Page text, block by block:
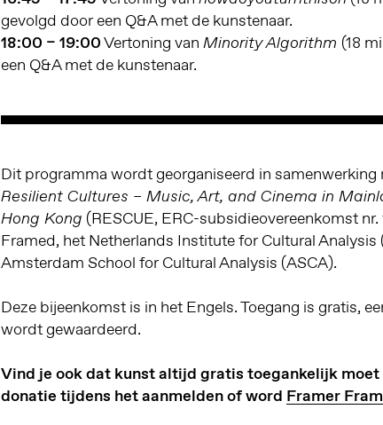
gevolgd door een Q&A met de kunstenaar.
18:00 – 19:00Vertoning van Minority Algorithm (18
een Q&A met de kunstenaar.
Dit programma wordt georganiseerd in
Resilient Cultures – Music, Art, and Cinema in
Hong Kong (RESCUE, ERC-subsidieovereenkomst
Framed, het Netherlands Institute for Cultural Analysis
Amsterdam School for Cultural Analysis (ASCA).
Deze bijeenkomst is in het Engels. Toegang is gratis,
wordt gewaardeerd.
Vind je ook dat kunst altijd gratis toegankelijk moet
donatie tijdens het aanmelden of word Framer